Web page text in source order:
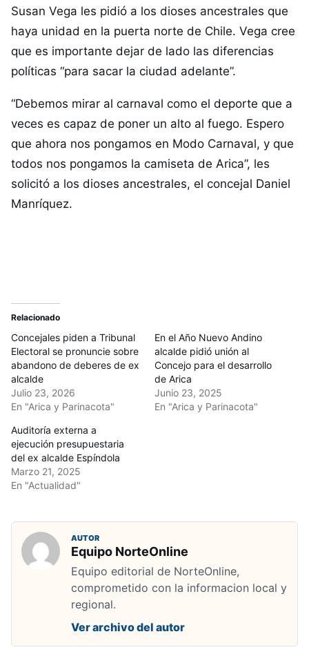
Susan Vega les pidió a los dioses ancestrales que
haya unidad en la puerta norte de Chile. Vega cree
que es importante dejar de lado las diferencias
políticas “para sacar la ciudad adelante”.
“Debemos mirar al carnaval como el deporte que a
veces es capaz de poner un alto al fuego. Espero
que ahora nos pongamos en Modo Carnaval, y que
todos nos pongamos la camiseta de Arica”, les
solicitó a los dioses ancestrales, el concejal Daniel
Manríquez.
Relacionado
Concejales piden a Tribunal
Electoral se pronuncie sobre
abandono de deberes de ex
alcalde
Julio 23, 2026
En "Arica y Parinacota"
En el Año Nuevo Andino
alcalde pidió unión al
Concejo para el desarrollo
de Arica
Junio 23, 2025
En "Arica y Parinacota"
Auditoría externa a
ejecución presupuestaria
del ex alcalde Espíndola
Marzo 21, 2025
En "Actualidad"
AUTOR
Equipo NorteOnline
Equipo editorial de NorteOnline,
comprometido con la informacion local y
regional.
Ver archivo del autor